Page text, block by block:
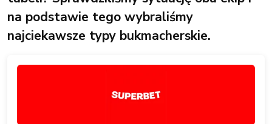
na podstawie tego wybraliśmy
najciekawsze typy bukmacherskie.